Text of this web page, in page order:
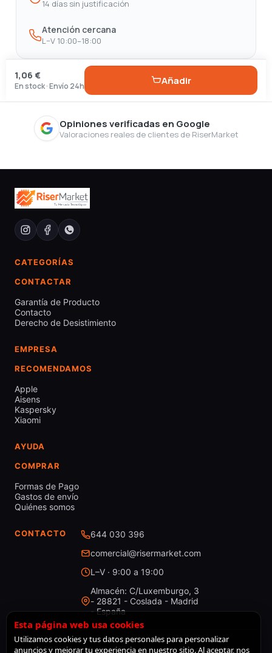
14 días sin justificación
Atención cercana
L–V 10:00–18:00
1,06 €
En stock · Envío 24h Añadir
Opiniones verificadas en Google
Valoraciones reales de clientes de RiserMarket
CATEGORÍAS
CONTACTAR
Garantía de Producto
Contacto
Derecho de Desistimiento
EMPRESA
RECOMENDAMOS
Apple
Aisens
Kaspersky
Xiaomi
AYUDA
COMPRAR
Formas de Pago
Gastos de envío
Quiénes somos
CONTACTO
644 030 396
comercial@risermarket.com
L–V · 9:00 a 19:00
Almacén: C/Luxemburgo, 3
- 28821 - Coslada - Madrid
- España
© 2026 RiserMarket · Todos los derechos reservados
Esta página web usa cookies
Utilizamos cookies y tus datos personales para personalizar
anuncios y mejorar tu experiencia en nuestro sitio. Al aceptar, nos